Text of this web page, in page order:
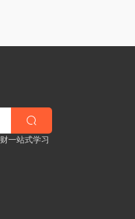
一站式学习